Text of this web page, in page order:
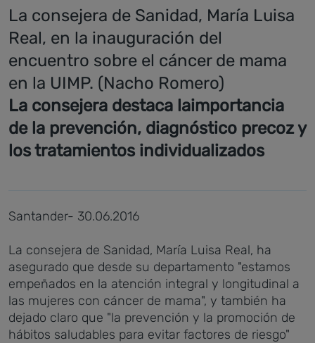
La consejera de Sanidad, María Luisa
Real, en la inauguración del
encuentro sobre el cáncer de mama
en la UIMP. (Nacho Romero)
La consejera destaca laimportancia
de la prevención, diagnóstico precoz y
los tratamientos individualizados
Santander- 30.06.2016
La consejera de Sanidad, María Luisa Real, ha
asegurado que desde su departamento "estamos
empeñados en la atención integral y longitudinal a
las mujeres con cáncer de mama", y también ha
dejado claro que "la prevención y la promoción de
hábitos saludables para evitar factores de riesgo"